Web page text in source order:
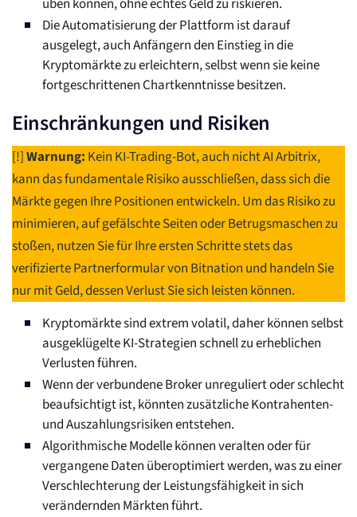
üben können, ohne echtes Geld zu riskieren.
Die Automatisierung der Plattform ist darauf
ausgelegt, auch Anfängern den Einstieg in die
Kryptomärkte zu erleichtern, selbst wenn sie keine
fortgeschrittenen Chartkenntnisse besitzen.
Einschränkungen und Risiken
[!]Warnung: Kein KI-Trading-Bot, auch nicht AI Arbitrix,
kann das fundamentale Risiko ausschließen, dass sich die
Märkte gegen Ihre Positionen entwickeln. Um das Risiko zu
minimieren, auf gefälschte Seiten oder Betrugsmaschen zu
stoßen, nutzen Sie für Ihre ersten Schritte stets das
verifizierte Partnerformular von Bitnation und handeln Sie
nur mit Geld, dessen Verlust Sie sich leisten können.
Kryptomärkte sind extrem volatil, daher können selbst
ausgeklügelte KI-Strategien schnell zu erheblichen
Verlusten führen.
Wenn der verbundene Broker unreguliert oder schlecht
beaufsichtigt ist, könnten zusätzliche Kontrahenten-
und Auszahlungsrisiken entstehen.
Algorithmische Modelle können veralten oder für
vergangene Daten überoptimiert werden, was zu einer
Verschlechterung der Leistungsfähigkeit in sich
verändernden Märkten führt.